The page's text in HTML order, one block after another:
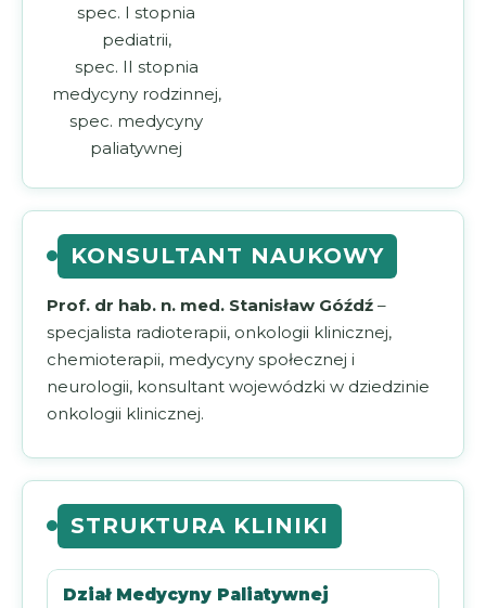
spec. I stopnia
pediatrii,
spec. II stopnia
medycyny rodzinnej,
spec. medycyny
paliatywnej
KONSULTANT NAUKOWY
Prof. dr hab. n. med. Stanisław Góźdź –
specjalista radioterapii, onkologii klinicznej,
chemioterapii, medycyny społecznej i
neurologii, konsultant wojewódzki w dziedzinie
onkologii klinicznej.
STRUKTURA KLINIKI
Dział Medycyny Paliatywnej